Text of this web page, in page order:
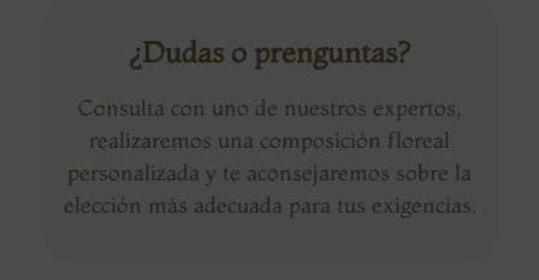
¿Dudas o prenguntas?
Consulta con uno de nuestros expertos,
realizaremos una composición floreal
personalizada y te aconsejaremos sobre la
elección más adecuada para tus exigencias.